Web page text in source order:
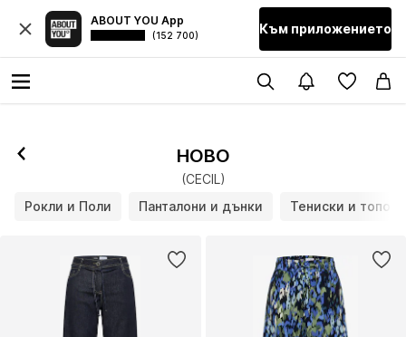
ABOUT YOU App
(152 700) Към приложението
НОВО
(CECIL)
Рокли и Поли
Панталони и дънки Тениски и топове